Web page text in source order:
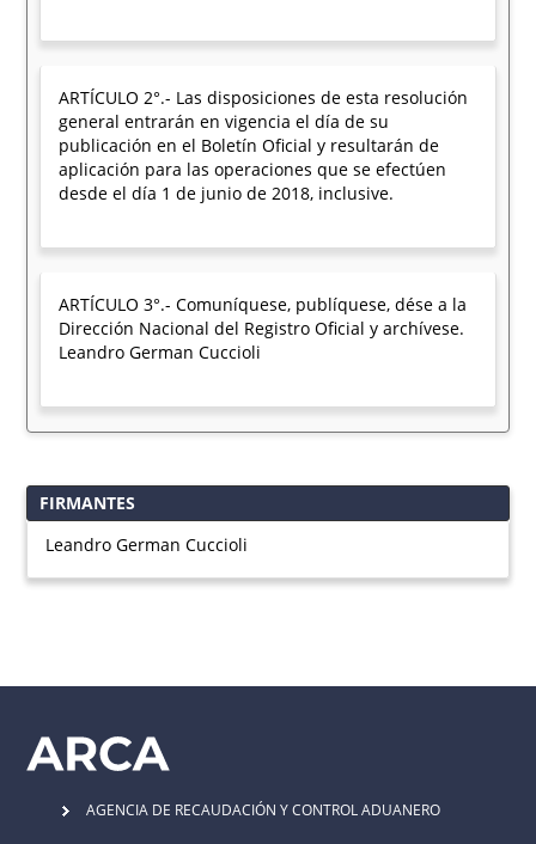
ARTÍCULO 2°.- Las disposiciones de esta resolución
general entrarán en vigencia el día de su
publicación en el Boletín Oficial y resultarán de
aplicación para las operaciones que se efectúen
desde el día 1 de junio de 2018, inclusive.
ARTÍCULO 3°.- Comuníquese, publíquese, dése a la
Dirección Nacional del Registro Oficial y archívese.
Leandro German Cuccioli
FIRMANTES
Leandro German Cuccioli
AGENCIA DE RECAUDACIÓN Y CONTROL ADUANERO